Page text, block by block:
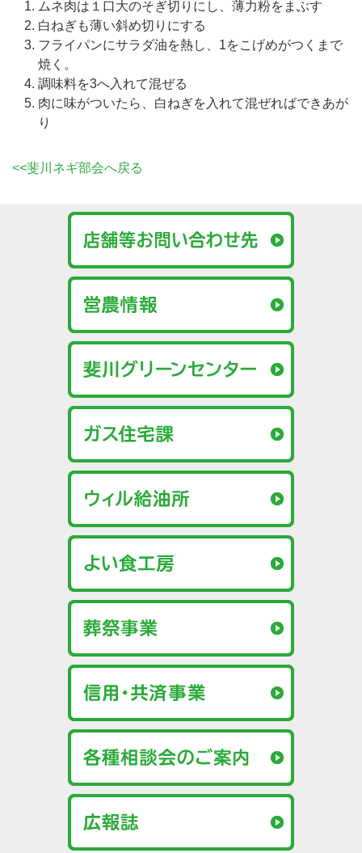
ムネ肉は１口大のそぎ切りにし、薄力粉をまぶす
白ねぎも薄い斜め切りにする
フライパンにサラダ油を熱し、1をこげめがつくまで
焼く。
調味料を3へ入れて混ぜる
肉に味がついたら、白ねぎを入れて混ぜればできあが
り
<<斐川ネギ部会へ戻る